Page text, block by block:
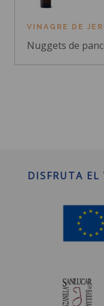
VINAGRE DE
Nuggets de
DISFRUTA